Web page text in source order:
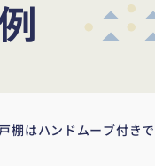
棚はハンドムーブ付き